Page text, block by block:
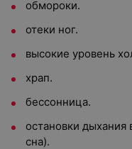
обмороки.
отеки ног.
высокие уровень
храп.
бессонница.
остановки дыхания
сна).